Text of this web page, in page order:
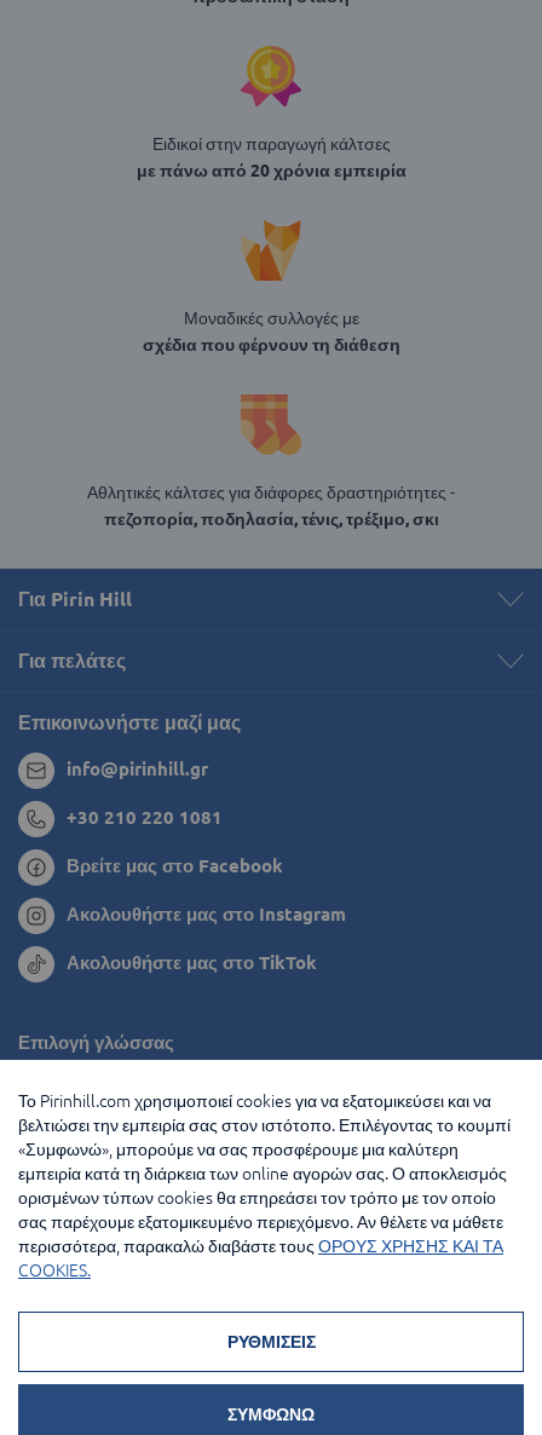
Ειδικοί στην παραγωγή κάλτσες
με πάνω από 20 χρόνια εμπειρία
Μοναδικές συλλογές με
σχέδια που φέρνουν τη διάθεση
Αθλητικές κάλτσες για διάφορες δραστηριότητες -
πεζοπορία, ποδηλασία, τένις, τρέξιμο, σκι
Για Pirin Hill
Για πελάτες
Επικοινωνήστε μαζί μας
info@pirinhill.gr
+30 210 220 1081
Βρείτε μας στο Facebook
Ακολουθήστε μας στο Instagram
Ακολουθήστε μας στο TikTok
Επιλογή γλώσσας
Ρουμανία
Βουλγαρία
Ολλανδία
Γαλλία
Μέθοδοι πληρωμής:
Το Pirinhill.com χρησιμοποιεί cookies για να εξατομικεύσει και να
βελτιώσει την εμπειρία σας στον ιστότοπο. Επιλέγοντας το κουμπί
«Συμφωνώ», μπορούμε να σας προσφέρουμε μια καλύτερη
εμπειρία κατά τη διάρκεια των online αγορών σας. Ο αποκλεισμός
ορισμένων τύπων cookies θα επηρεάσει τον τρόπο με τον οποίο
σας παρέχουμε εξατομικευμένο περιεχόμενο. Αν θέλετε να μάθετε
περισσότερα, παρακαλώ διαβάστε τους ΟΡΟΥΣ ΧΡΗΣΗΣ ΚΑΙ ΤΑ
COOKIES.
ΣΥΜΦΩΝΩ
ΡΥΘΜΙΣΕΙΣ